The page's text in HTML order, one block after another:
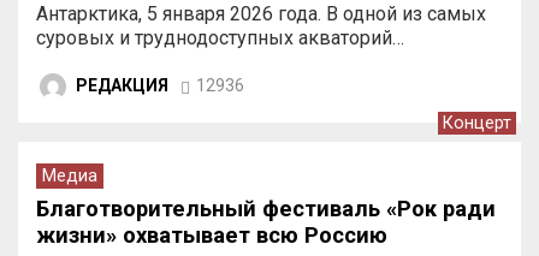
Антарктика, 5 января 2026 года. В одной из самых
суровых и труднодоступных акваторий…
РЕДАКЦИЯ 12936
Концерт
Медиа
Благотворительный фестиваль «Рок ради
жизни» охватывает всю Россию